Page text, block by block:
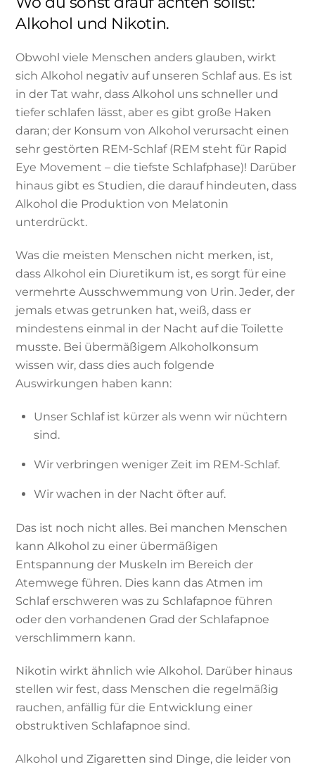
Alkohol und Nikotin.
Obwohl viele Menschen anders glauben, wirkt
sich Alkohol negativ auf unseren Schlaf aus. Es ist
in der Tat wahr, dass Alkohol uns schneller und
tiefer schlafen lässt, aber es gibt große Haken
daran; der Konsum von Alkohol verursacht einen
sehr gestörten REM-Schlaf (REM steht für Rapid
Eye Movement – die tiefste Schlafphase)! Darüber
hinaus gibt es Studien, die darauf hindeuten, dass
Alkohol die Produktion von Melatonin
unterdrückt.
Was die meisten Menschen nicht merken, ist,
dass Alkohol ein Diuretikum ist, es sorgt für eine
vermehrte Ausschwemmung von Urin. Jeder, der
jemals etwas getrunken hat, weiß, dass er
mindestens einmal in der Nacht auf die Toilette
musste. Bei übermäßigem Alkoholkonsum
wissen wir, dass dies auch folgende
Auswirkungen haben kann:
Unser Schlaf ist kürzer als wenn wir nüchtern
sind.
Wir verbringen weniger Zeit im REM-Schlaf.
Wir wachen in der Nacht öfter auf.
Das ist noch nicht alles. Bei manchen Menschen
kann Alkohol zu einer übermäßigen
Entspannung der Muskeln im Bereich der
Atemwege führen. Dies kann das Atmen im
Schlaf erschweren was zu Schlafapnoe führen
oder den vorhandenen Grad der Schlafapnoe
verschlimmern kann.
Nikotin wirkt ähnlich wie Alkohol. Darüber hinaus
stellen wir fest, dass Menschen die regelmäßig
rauchen, anfällig für die Entwicklung einer
obstruktiven Schlafapnoe sind.
Alkohol und Zigaretten sind Dinge, die leider von